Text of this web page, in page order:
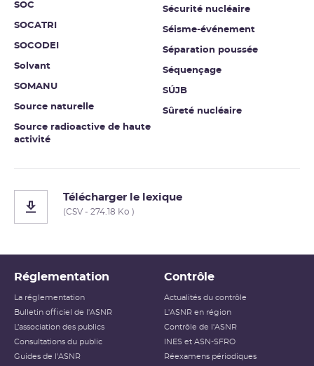
SOC
SOCATRI
SOCODEI
Solvant
SOMANU
Source naturelle
Source radioactive de haute
activité
Sécurité nucléaire
Séisme-événement
Séparation poussée
Séquençage
SÚJB
Sûreté nucléaire
Télécharger le lexique
(CSV - 274.18 Ko )
Réglementation
La réglementation
Bulletin officiel de l'ASNR
L’association des publics
Consultations du public
Guides de l'ASNR
Contrôle
Actualités du contrôle
L'ASNR en région
Contrôle de l'ASNR
INES et ASN-SFRO
Réexamens périodiques